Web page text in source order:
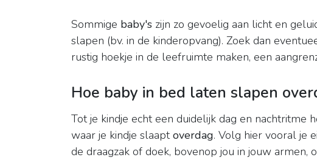
Sommige baby's zijn zo gevoelig aan licht en
slapen (bv. in de kinderopvang). Zoek dan
rustig hoekje in de leefruimte maken, een
Hoe baby in bed laten slapen
Tot je kindje echt een duidelijk dag en
waar je kindje slaaptoverdag. Volg hier vooral je
de draagzak of doek, bovenop jou in jouw armen,